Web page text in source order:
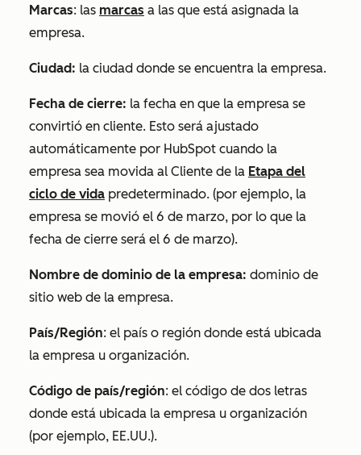
Marcas: las marcas a las que está asignada la
empresa.
Ciudad: la ciudad donde se encuentra la empresa.
Fecha de cierre: la fecha en que la empresa se
convirtió en cliente. Esto será ajustado
automáticamente por HubSpot cuando la
empresa sea movida al Cliente de la Etapa del
ciclo de vida predeterminado. (por ejemplo, la
empresa se movió el 6 de marzo, por lo que la
fecha de cierre será el 6 de marzo).
Nombre de dominio de la empresa: dominio de
sitio web de la empresa.
País/Región: el país o región donde está ubicada
la empresa u organización.
Código de país/región: el código de dos letras
donde está ubicada la empresa u organización
(por ejemplo, EE.UU.).